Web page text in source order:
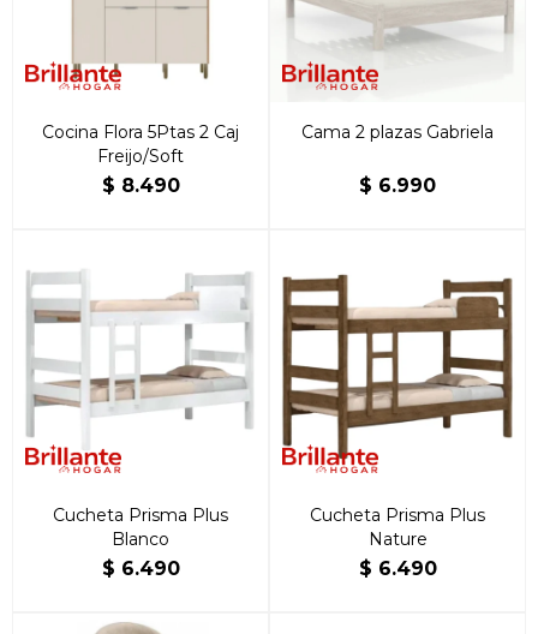
Cocina Flora 5Ptas 2 Caj
Freijo/Soft
$ 8.490
Cama 2 plazas Gabriela
$ 6.990
Cucheta Prisma Plus
Blanco
$ 6.490
Cucheta Prisma Plus
Nature
$ 6.490